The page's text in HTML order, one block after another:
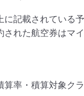
に記載されている
れた航空券はマ
算率・積算対象ク